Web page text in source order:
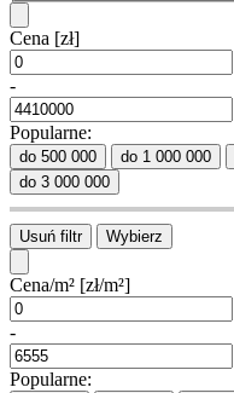
Cena [zł]
-
Popularne:
do 500 000 do 1 000 000
do 3 000 000
Usuń filtr Wybierz
Cena/m² [zł/m²]
-
Popularne: